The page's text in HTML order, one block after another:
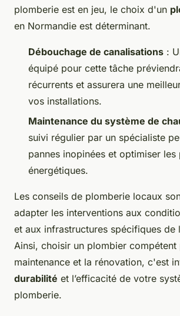
plomberie est en jeu, le choix d'un
en Normandie est déterminant.
Débouchage de canalisations :
équipé pour cette tâche
récurrents et assurera une
vos installations.
Maintenance du système de
suivi régulier par un spécialiste
pannes inopinées et optimiser
énergétiques.
Les conseils de plomberie locaux
adapter les interventions aux
et aux infrastructures spécifiques de
Ainsi, choisir un plombier compétent
maintenance et la rénovation, c'est
durabilité et l’efficacité de votre
plomberie.